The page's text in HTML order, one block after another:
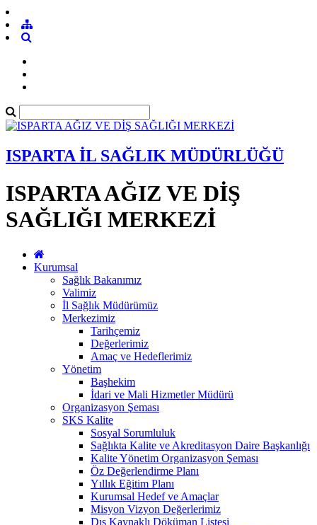
ISPARTA İL SAĞLIK MÜDÜRLÜĞÜ
ISPARTA AĞIZ VE DİŞ
SAĞLIĞI MERKEZİ
Kurumsal
Sağlık Bakanımız
Valimiz
İl Sağlık Müdürümüz
Merkezimiz
Tarihçemiz
Değerlerimiz
Amaç ve Hedeflerimiz
Yönetim
Başhekim
İdari ve Mali Hizmetler Müdürü
Organizasyon Şeması
SKS Kalite
Sosyal Sorumluluk
Sağlıkta Kalite ve Akreditasyon Daire Başkanlığı
Kalite Yönetim Organizasyon Şeması
Öz Değerlendirme Planı
Yıllık Eğitim Planı
Kurumsal Hedef ve Amaçlar
Misyon Vizyon Değerlerimiz
Dış Kaynaklı Döküman Listesi